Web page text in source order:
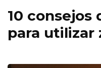
10 consejos
para utilizar